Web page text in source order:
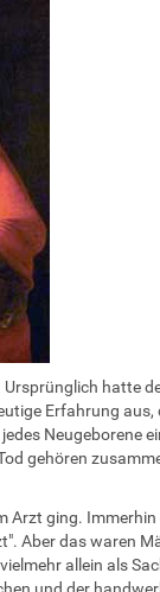
Ursprünglich hatte
Erfahrung aus,
Neugeborene
gehören
Arzt ging. Immerhin
Aber das waren
allein als
und der